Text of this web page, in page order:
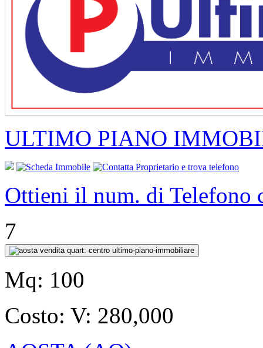
ULTIMO PIANO
Ottieni il num. di Telefono
7
Mq: 100
Costo: V: 280,000